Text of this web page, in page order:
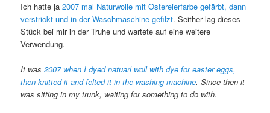
Ich hatte ja2007 mal Naturwolle mit Ostereierfarbe gefärbt, dann
verstrickt und in der Waschmaschine gefilzt. Seither lag dieses
Stück bei mir in der Truhe und wartete auf eine weitere
Verwendung.
It was2007 when I dyed natuarl woll with dye for easter eggs,
then knitted it and felted it in the washing machine. Since then it
was sitting in my trunk, waiting for something to do with.